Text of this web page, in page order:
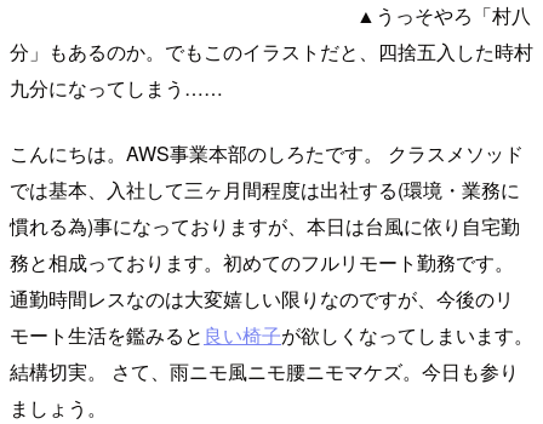
▲うっそやろ「村八
分」もあるのか。でもこのイラストだと、四捨五入した時村
九分になってしまう……
こんにちは。AWS事業本部のしろたです。 クラスメソッド
では基本、入社して三ヶ月間程度は出社する(環境・業務に
慣れる為)事になっておりますが、本日は台風に依り自宅勤
務と相成っております。初めてのフルリモート勤務です。
通勤時間レスなのは大変嬉しい限りなのですが、今後のリ
モート生活を鑑みると 良い椅子が欲しくなってしまいます。
結構切実。 さて、雨ニモ風ニモ腰ニモマケズ。今日も参り
ましょう。